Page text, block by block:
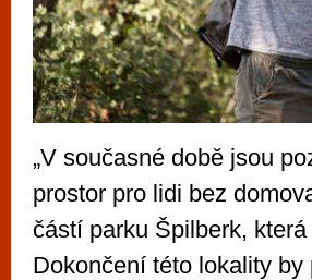
„V současné době jsou
prostor pro lidi bez
částí parku Špilberk,
Dokončení této lokality